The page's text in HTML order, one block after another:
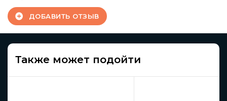
ДОБАВИТЬ ОТЗЫВ
Также может подойти